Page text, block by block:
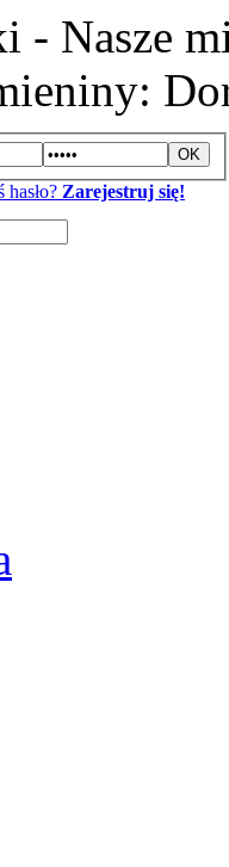
- Nasze
hasło? Zarejestruj się!